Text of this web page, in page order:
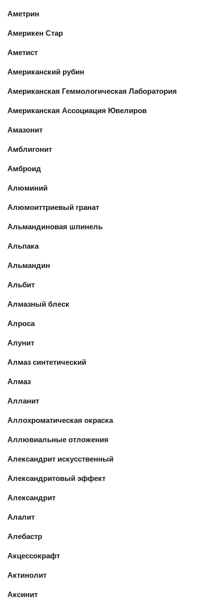
Аметрин
Америкен Стар
Аметист
Американский рубин
Американская Геммологическая Лаборатория
Американская Ассоциация Ювелиров
Амазонит
Амблигонит
Амброид
Алюминий
Алюмоиттриевый гранат
Альмандиновая шпинель
Альпака
Альмандин
Альбит
Алмазный блеск
Алроса
Алунит
Алмаз синтетический
Алмаз
Алланит
Аллохроматическая окраска
Аллювиальные отложения
Александрит искусственный
Александритовый эффект
Александрит
Алалит
Алебастр
Акцессокрафт
Актинолит
Аксинит